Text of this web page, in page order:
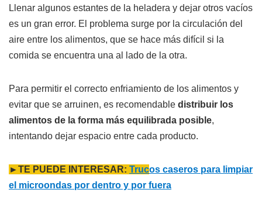
Llenar algunos estantes de la heladera y dejar otros vacíos
es un gran error. El problema surge por la circulación del
aire entre los alimentos, que se hace más difícil si la
comida se encuentra una al lado de la otra.
Para permitir el correcto enfriamiento de los alimentos y
evitar que se arruinen, es recomendable distribuir los
alimentos de la forma más equilibrada posible,
intentando dejar espacio entre cada producto.
►TE PUEDE INTERESAR: Trucos caseros para limpiar
el microondas por dentro y por fuera